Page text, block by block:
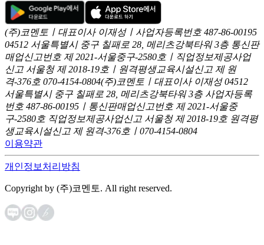
(주)코멘토ㅣ대표이사 이재성ㅣ사업자등록번호 487-86-00195
04512 서울특별시 중구 칠패로 28, 메리츠강북타워 3층 통신판
매업신고번호 제 2021-서울중구-2580호ㅣ직업정보제공사업
신고 서울청 제 2018-19호ㅣ원격평생교육시설신고 제 원
격-376호 070-4154-0804(주)코멘토ㅣ대표이사 이재성 04512
서울특별시 중구 칠패로 28, 메리츠강북타워 3층 사업자등록
번호 487-86-00195ㅣ통신판매업신고번호 제 2021-서울중
구-2580호 직업정보제공사업신고 서울청 제 2018-19호 원격평
생교육시설신고 제 원격-376호ㅣ070-4154-0804
이용약관
개인정보처리방침
Copyright by (주)코멘토. All right reserved.